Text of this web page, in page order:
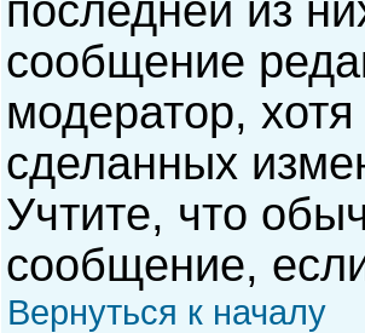
последней из
сообщение
модератор,
сделанных
Учтите, что
сообщение,
Вернуться к началу